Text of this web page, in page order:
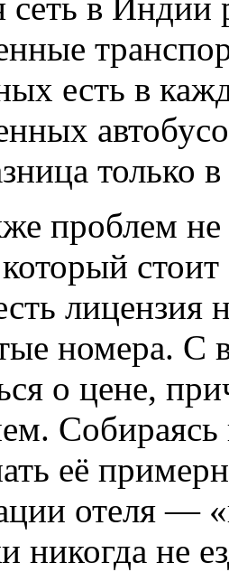
сеть в Индии
есть в
только
проблем
лицензия
номера. С
о цене,
её
отеля —
никогда не